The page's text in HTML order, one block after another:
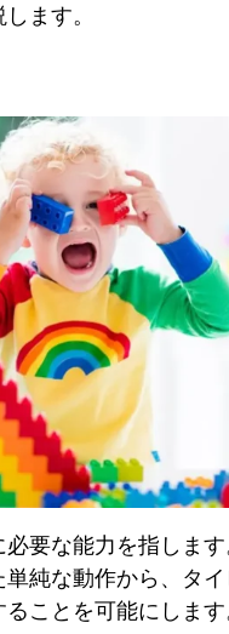
ます。
要な能力を指しま
純な動作から、タ
ことを可能にします